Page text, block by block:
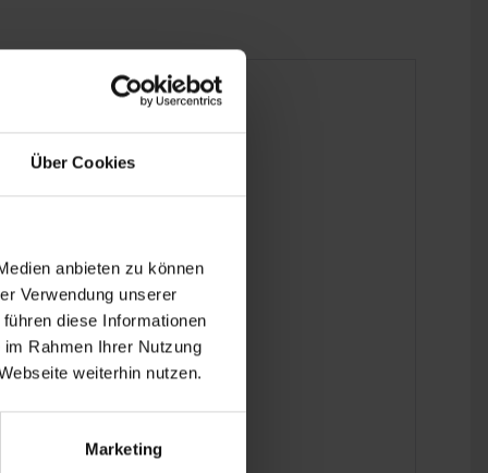
Über Cookies
anbieten zu können
Verwendung unserer
diese Informationen
Rahmen Ihrer Nutzung
weiterhin nutzen.
Marketing